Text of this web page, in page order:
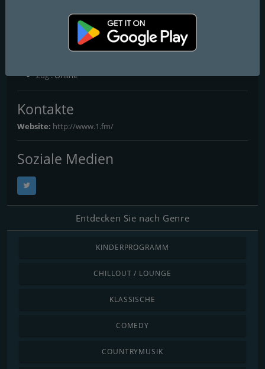
Free Online Radio - The Music Starts Here
FM-Frequenzen
Zug: Online
Kontakte
Website: http://www.1.fm/
Soziale Medien
Entdecken Sie nach Genre
KINDERPROGRAMM
CHILLOUT / LOUNGE
KLASSISCHE
COMEDY
COUNTRYMUSIK